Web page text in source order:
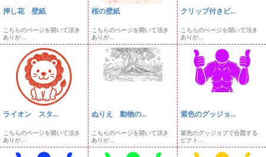
押し花 壁紙
こちらのページを開いて頂き
ありが...
桜の壁紙
こちらのページを開いて頂き
ありが...
クリップ付きピ...
こちらのページを開いて頂き
ありが...
ライオン スタ...
こちらのページを開いて頂き
ありが...
ぬりえ 動物の...
こちらのページを開いて頂き
ありが...
紫色のグッジョ...
紫色のグッジョブで合図する
ピクト...